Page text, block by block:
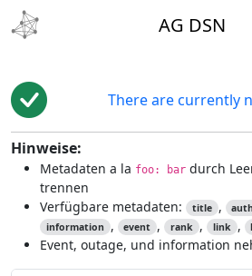
AG DSN
There are currently
Hinweise:
Metadaten a la foo: bar durch
trennen
Verfügbare metadaten:
title ,
information , event , rank , link ,
Event, outage, und information